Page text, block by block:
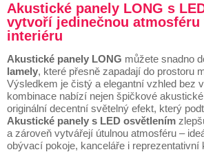
Akustické panely LONG s
vytvoří jedinečnou atmosféru
interiéru
Akustické panely LONG můžete snadno
lamely, které přesně zapadají do prostoru
Výsledkem je čistý a elegantní vzhled bez
kombinace nabízí nejen špičkové
originální decentní světelný efekt, který
Akustické panely s LED osvětlením
a zároveň vytvářejí útulnou atmosféru –
obývací pokoje, kanceláře i reprezentativní